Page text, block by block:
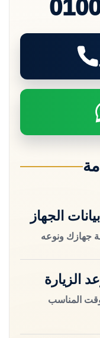
الجهاز
جهازك ونوعه
الزيارة
المناسب